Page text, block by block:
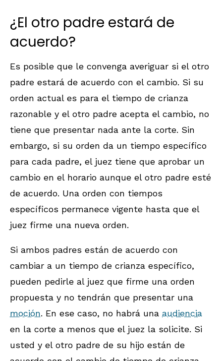
¿El otro padre estará de
acuerdo?
Es posible que le convenga averiguar si el otro
padre estará de acuerdo con el cambio. Si su
orden actual es para el tiempo de crianza
razonable y el otro padre acepta el cambio, no
tiene que presentar nada ante la corte. Sin
embargo, si su orden da un tiempo específico
para cada padre, el juez tiene que aprobar un
cambio en el horario aunque el otro padre esté
de acuerdo. Una orden con tiempos
específicos permanece vigente hasta que el
juez firme una nueva orden.
Si ambos padres están de acuerdo con
cambiar a un tiempo de crianza específico,
pueden pedirle al juez que firme una orden
propuesta y no tendrán que presentar una
moción. En ese caso, no habrá una audiencia
en la corte a menos que el juez la solicite. Si
usted y el otro padre de su hijo están de